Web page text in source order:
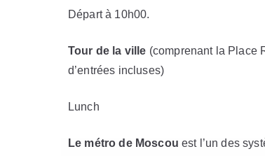
Départ à 10h00.
Tour de la ville (comprenant la Place
d’entrées incluses)
Lunch
Le métro de Moscou est l’un des